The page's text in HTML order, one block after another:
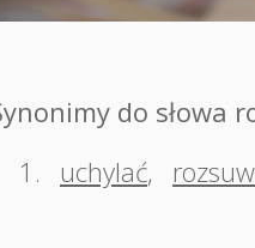
do słowa
1.
uchylać,